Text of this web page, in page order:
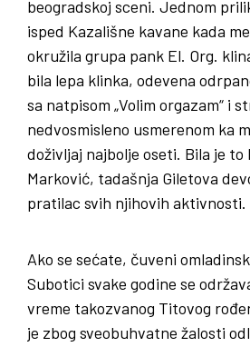
beogradskoj sceni. Jednom
isped Kazališne kavane kada
okružila grupa pank El. Org.
bila lepa klinka, odevena
sa natpisom „Volim orgazam“ i
nedvosmisleno usmerenom ka
doživljaj najbolje oseti. Bila je to
Marković, tadašnja Giletova
pratilac svih njihovih aktivnosti.
Ako se sećate, čuveni
Subotici svake godine se
vreme takozvanog Titovog
je zbog sveobuhvatne žalosti